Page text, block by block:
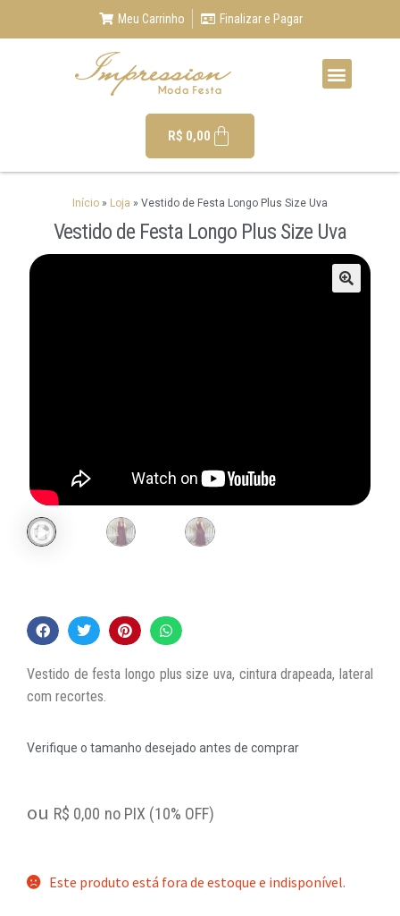
Meu Carrinho Finalizar e Pagar
R$ 0,00
Início » Loja » Vestido de Festa Longo Plus Size Uva
Vestido de Festa Longo Plus Size Uva
Vestido de festa longo plus size uva, cintura drapeada, lateral
com recortes.
Verifique o tamanho desejado antes de comprar
ou R$ 0,00 no PIX (10% OFF)
Este produto está fora de estoque e indisponível.